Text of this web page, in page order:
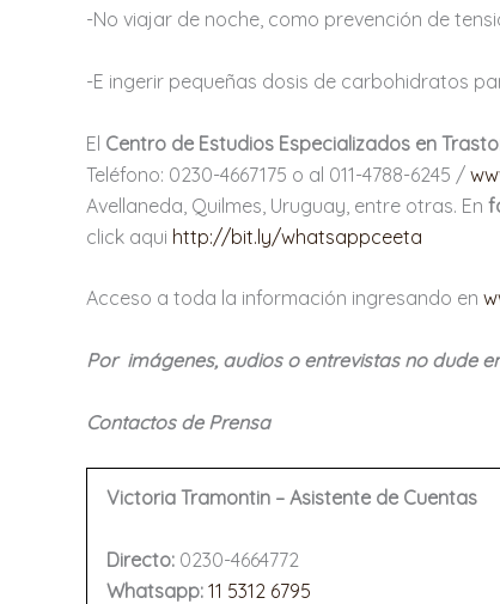
-No viajar de noche, como prevención de
-E ingerir pequeñas dosis de carbohidratos
El Centro de Estudios Especializados en
Teléfono: 0230-4667175 o al 011-4788-6245 /
Avellaneda, Quilmes, Uruguay, entre otras. En
click aqui http://bit.ly/whatsappceeta
Acceso a toda la información ingresando en
Por imágenes, audios o entrevistas no dude
Contactos de Prensa
Victoria Tramontin – Asistente de Cuentas
Directo: 0230-4664772
Whatsapp: 11 5312 6795